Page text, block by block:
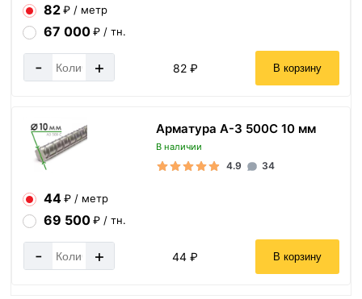
82₽ / метр
67 000₽ / тн.
- + 82 ₽ В корзину
Арматура А-3 500С 10 мм
В наличии
4.9 34
44₽ / метр
69 500₽ / тн.
- + 44 ₽ В корзину